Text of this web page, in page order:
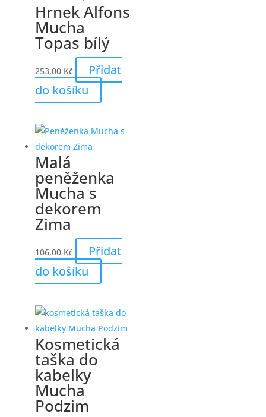
Hrnek Alfons
Mucha
Topas bílý
253,00 Kč
Přidat
do košíku
Malá
peněženka
Mucha s
dekorem
Zima
106,00 Kč
Přidat
do košíku
Kosmetická
taška do
kabelky
Mucha
Podzim